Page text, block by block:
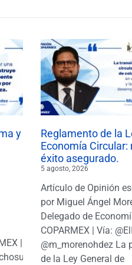
y
|
Reglamento de la
Economía Circular:
éxito asegurado.
5 agosto, 2026
Artículo de Opinión
por Miguel Ángel
Delegado de
COPARMEX | Vía:
@m_morenohdez La
de la Ley General de